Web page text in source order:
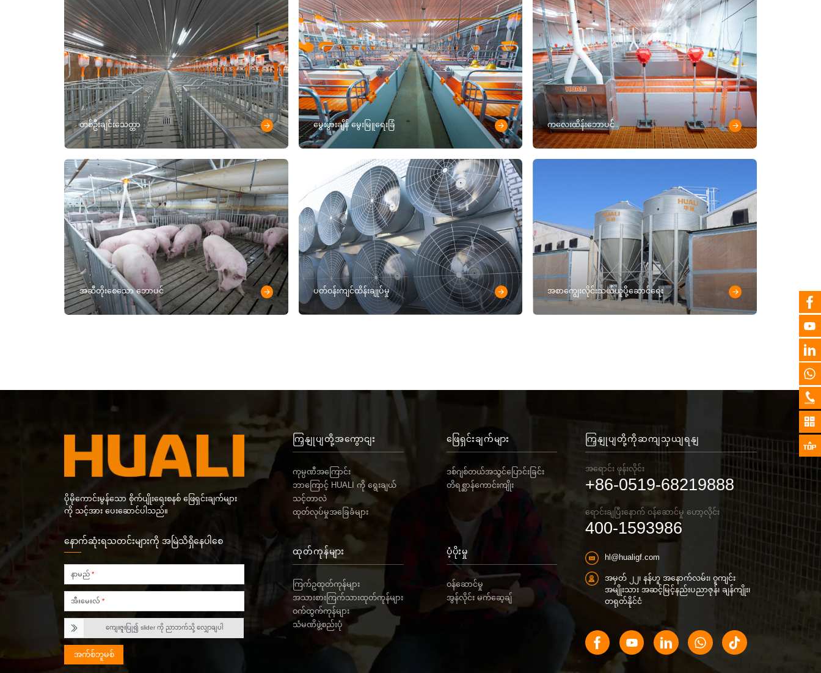
တစ်ဦးချင်းသေတ္တာ မွေးဖွားချိန် မွေးမြူရေးခြံ ကလေးထိန်းဘောပင်
အဆီတိုးစေသော ဘောပင် ပတ်ဝန်းကျင်ထိန်းချုပ်မှု အစာကျွေးလိုင်းသယ်ယူပို့ဆောင်ရေး
ပိုမိုကောင်းမွန်သော စိုက်ပျိုးရေးစနစ် ဖြေရှင်းချက်များ
ကို သင့်အား ပေးဆောင်ပါသည်။
နောက်ဆုံးရသတင်းများကို အမြဲသိရှိနေပါစေ
နာမည် *
အီးမေးလ် *
ကျေးဇူးပြု၍ slider ကို ညာဘက်သို့ လျှောချပါ
အက်စ်ဘူမစ်
ကြှနျုပျတို့အကွောငျး
ကုမ္ပဏီအကြောင်း
ဘာကြောင့် HUALI ကို ရွေးချယ်
သင့်တာလဲ
ထုတ်လုပ်မှုအခြေခံများ
ဖြေရှင်းချက်များ
ဒစ်ဂျစ်တယ်အသွင်ပြောင်းခြင်း
တိရစ္ဆာန်ကောင်းကျိုး
ထုတ်ကုန်များ
ကြက်ဥထုတ်ကုန်များ
အသားစားကြက်သားထုတ်ကုန်များ
ဝက်ထွက်ကုန်များ
သံမဏိဖွဲ့စည်းပုံ
ပံ့ပိုးမှု
ဝန်ဆောင်မှု
အွန်လိုင်း မက်ဆေ့ချ်
ကြှနျုပျတို့ကိုဆကျသှယျရနျ
အရောင်း ဖုန်းလိုင်း
+86-0519-68219888
ရောင်းချပြီးနောက် ဝန်ဆောင်မှု ဟော့လိုင်း
400-1593986
hl@hualigf.com
အမှတ် ၂၂၊ နန်ဟူ အနောက်လမ်း၊ ဝူကျင်း
အမျိုးသား အဆင့်မြင့်နည်းပညာဇုန်၊ ချန်ကျိုး၊
တရုတ်နိုင်ငံ